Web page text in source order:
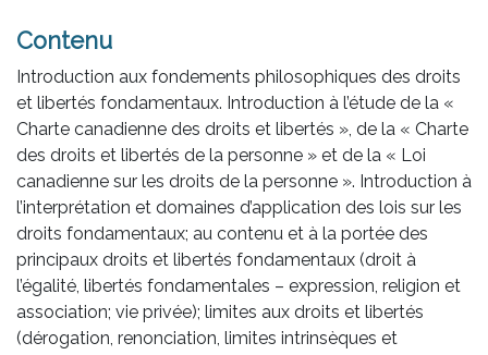
Contenu
Introduction aux fondements philosophiques des droits
et libertés fondamentaux. Introduction à l’étude de la «
Charte canadienne des droits et libertés », de la « Charte
des droits et libertés de la personne » et de la « Loi
canadienne sur les droits de la personne ». Introduction à
l’interprétation et domaines d’application des lois sur les
droits fondamentaux; au contenu et à la portée des
principaux droits et libertés fondamentaux (droit à
l’égalité, libertés fondamentales – expression, religion et
association; vie privée); limites aux droits et libertés
(dérogation, renonciation, limites intrinsèques et